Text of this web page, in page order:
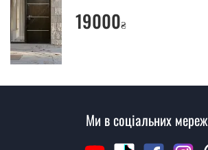
Ви робите установку
дверей?
Так робимо. Монтаж металевих
згідно з чергою, у всі дні крім неділі.
19000₴
Ми в соціальних